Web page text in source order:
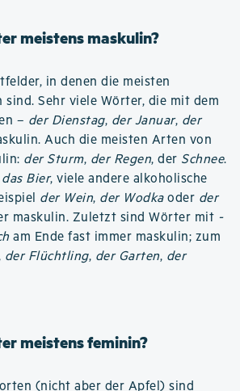
meistens maskulin?
in denen die meisten
sind. Sehr viele Wörter, die mit dem
– der Dienstag, der Januar, der
Auch die meisten Arten von
der Sturm, der Regen, der Schnee.
das Bier, viele andere alkoholische
der Wein, der Wodkaoder der
maskulin. Zuletzt sind Wörter mit -
am Ende fast immer maskulin; zum
der Flüchtling, der Garten, der
meistens feminin?
(nicht aber der Apfel) sind